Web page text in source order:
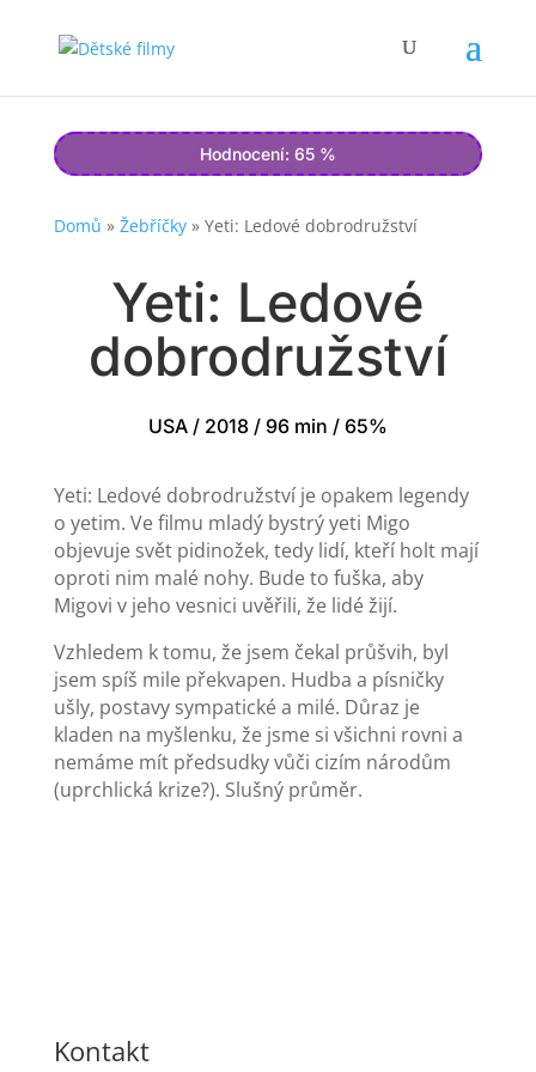
Hodnocení: 65 %
Domů » Žebříčky» Yeti: Ledové dobrodružství
Yeti: Ledové
dobrodružství
USA / 2018 / 96 min / 65%
Yeti: Ledové dobrodružství je opakem legendy
o yetim. Ve filmu mladý bystrý yeti Migo
objevuje svět pidinožek, tedy lidí, kteří holt mají
oproti nim malé nohy. Bude to fuška, aby
Migovi v jeho vesnici uvěřili, že lidé žijí.
Vzhledem k tomu, že jsem čekal průšvih, byl
jsem spíš mile překvapen. Hudba a písničky
ušly, postavy sympatické a milé. Důraz je
kladen na myšlenku, že jsme si všichni rovni a
nemáme mít předsudky vůči cizím národům
(uprchlická krize?). Slušný průměr.
Kontakt